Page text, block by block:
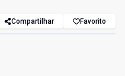
Compartilhar Favorito